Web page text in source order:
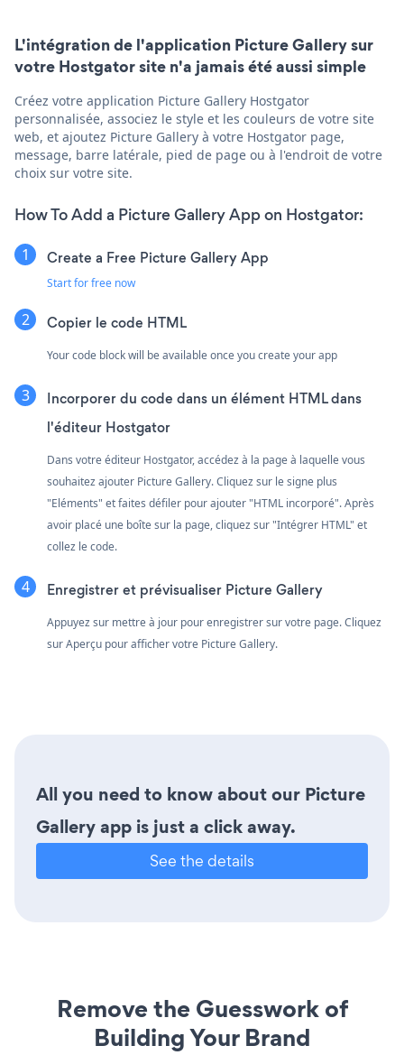
L'intégration de l'application Picture Gallery sur
votre Hostgator site n'a jamais été aussi simple
Créez votre application Picture Gallery Hostgator
personnalisée, associez le style et les couleurs de votre site
web, et ajoutez Picture Gallery à votre Hostgator page,
message, barre latérale, pied de page ou à l'endroit de votre
choix sur votre site.
How To Add a Picture Gallery App on Hostgator:
Create a Free Picture Gallery App
Start for free now
Copier le code HTML
Your code block will be available once you create your app
Incorporer du code dans un élément HTML dans
l'éditeur Hostgator
Dans votre éditeur Hostgator, accédez à la page à laquelle vous
souhaitez ajouter Picture Gallery. Cliquez sur le signe plus
"Eléments" et faites défiler pour ajouter "HTML incorporé". Après
avoir placé une boîte sur la page, cliquez sur "Intégrer HTML" et
collez le code.
Enregistrer et prévisualiser Picture Gallery
Appuyez sur mettre à jour pour enregistrer sur votre page. Cliquez
sur Aperçu pour afficher votre Picture Gallery.
All you need to know about our Picture
Gallery app is just a click away.
See the details
Remove the Guesswork of
Building Your Brand